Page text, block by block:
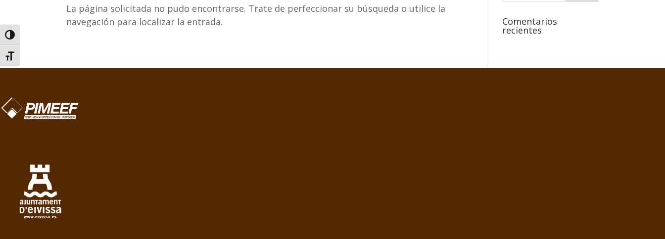
Alternar alto contraste
Alternar tamaño de letra
La página solicitada no pudo encontrarse. Trate de perfeccionar su búsqueda o utilice la
navegación para localizar la entrada.
Comentarios
recientes